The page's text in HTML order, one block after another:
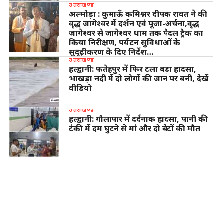
उत्तराखण्ड
अल्मोड़ा : कुमाऊँ कमिश्नर दीपक रावत ने की
वृद्ध जागेश्वर में दर्शन एवं पूजा-अर्चना,वृद्ध
जागेश्वर से जागेश्वर धाम तक पैदल ट्रैक का
किया निरीक्षण, पर्यटन सुविधाओं के
सुदृढ़ीकरण के दिए निर्देश…
उत्तराखण्ड
हल्द्वानी: फतेहपुर में फिर टला बड़ा हादसा,
भाखड़ा नदी में दो लोगों की जान पर बनी, देखें
वीडियो
उत्तराखण्ड
हल्द्वानी: गौलापार में दर्दनाक हादसा, पानी की
टंकी में दम घुटने से मां और दो बेटों की मौत